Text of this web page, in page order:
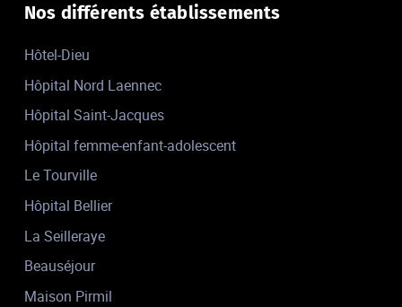
Nos différents établissements
Hôtel-Dieu
Hôpital Nord Laennec
Hôpital Saint-Jacques
Hôpital femme-enfant-adolescent
Le Tourville
Hôpital Bellier
La Seilleraye
Beauséjour
Maison Pirmil